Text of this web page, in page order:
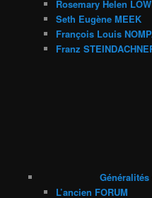
Rosemary Helen
Seth Eugène MEEK
François Louis
Franz
L’ancien FORUM